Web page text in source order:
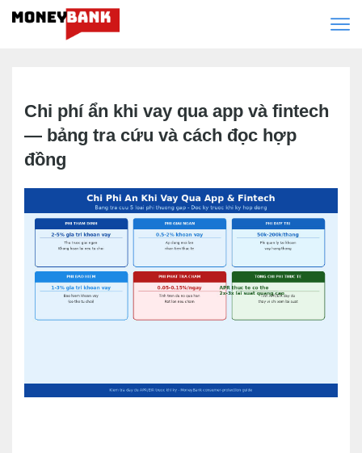
Chi phí ẩn khi vay qua app và fintech
— bảng tra cứu và cách đọc hợp
đồng